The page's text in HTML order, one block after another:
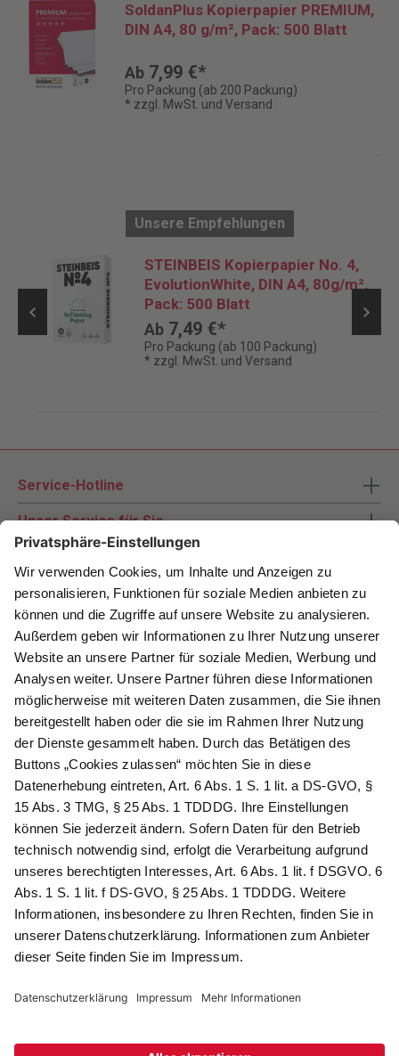
SoldanPlus Kopierpapier PREMIUM,
DIN A4, 80 g/m², Pack: 500 Blatt
Ab 7,99 €*
Pro Packung (ab 200 Packung)
* zzgl. MwSt. und Versand
Unsere Empfehlungen
STEINBEIS Kopierpapier No. 4,
EvolutionWhite, DIN A4, 80g/m²,
Pack: 500 Blatt
Ab 7,49 €*
Pro Packung (ab 100 Packung)
* zzgl. MwSt. und Versand
Service-Hotline
Unser Service für Sie
Zahlungsarten
Newsletter abonnieren
Als Dankeschön für Ihr D&K Newsletter-Abo
erhalten Sie ein 10 € -Gutschein:
Das sind Ihre Vorteile
@ Newsletter Abonnieren
Wir verarbeiten Ihre Daten gemäß unserer
Datenschutzerklärung .